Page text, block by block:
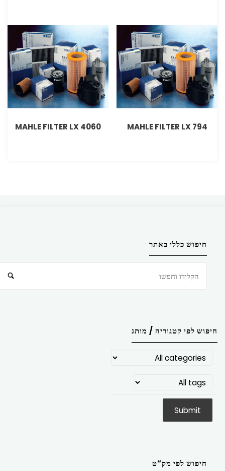
MAHLE FILTER LX 794
MAHLE FILTER LX 4060
חיפוש כללי באתר
חיפוש לפי קטגוריה / מותג
חיפוש לפי מק”ט